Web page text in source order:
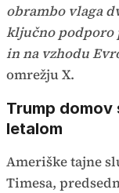
obrambo vlaga
ključno podporo
in na vzhodu
omrežju X.
Trump domov
letalom
Ameriške tajne
Timesa,